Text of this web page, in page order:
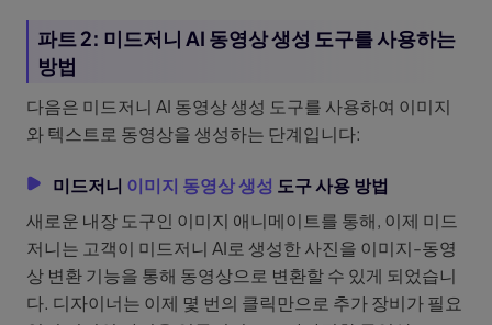
파트 2: 미드저니 AI 동영상 생성 도구를 사용하는
방법
다음은 미드저니 AI 동영상 생성 도구를 사용하여 이미지
와 텍스트로 동영상을 생성하는 단계입니다:
미드저니 이미지 동영상 생성 도구 사용 방법
새로운 내장 도구인 이미지 애니메이트를 통해, 이제 미드
저니는 고객이 미드저니 AI로 생성한 사진을 이미지-동영
상 변환 기능을 통해 동영상으로 변환할 수 있게 되었습니
다. 디자이너는 이제 몇 번의 클릭만으로 추가 장비가 필요